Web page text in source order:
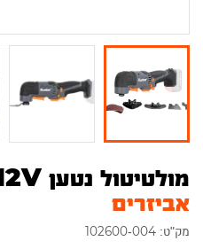
מולטיטול נטען 12V -
אביזרים
מק"ט: 102600-004